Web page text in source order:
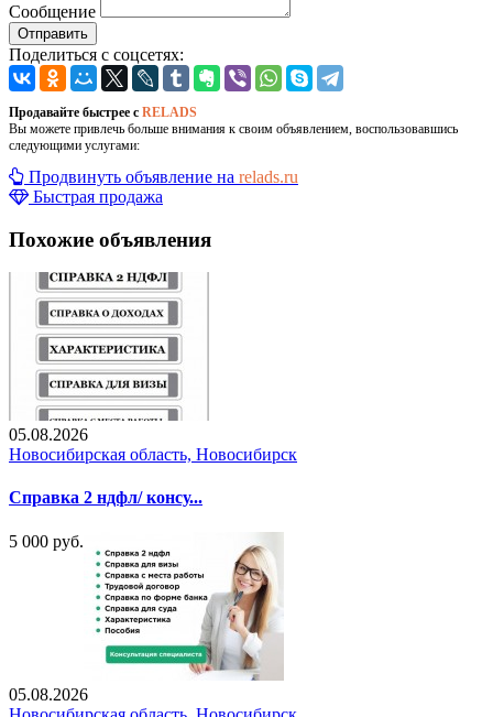
Сообщение
Отправить
Поделиться с соцсетях:
Продавайте быстрее с RELADS
Вы можете привлечь больше внимания к своим объявлением, воспользовавшись
следующими услугами:
Продвинуть объявление на relads.ru
Быстрая продажа
Похожие объявления
05.08.2026
Новосибирская область, Новосибирск
Справка 2 ндфл/ консу...
5 000 руб.
05.08.2026